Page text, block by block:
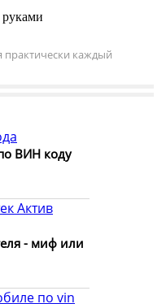
руками
практически каждый
ВИН коду
- миф или